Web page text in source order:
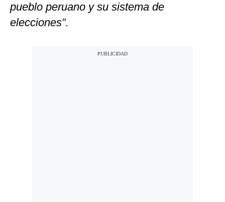
pueblo peruano y su sistema de
elecciones”.